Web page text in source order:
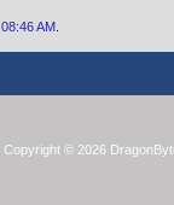
08:46 AM.
Copyright © 2026